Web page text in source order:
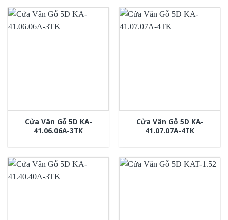
Cửa Vân Gỗ 5D KA-
41.06.06A-3TK
Cửa Vân Gỗ 5D KA-
41.07.07A-4TK